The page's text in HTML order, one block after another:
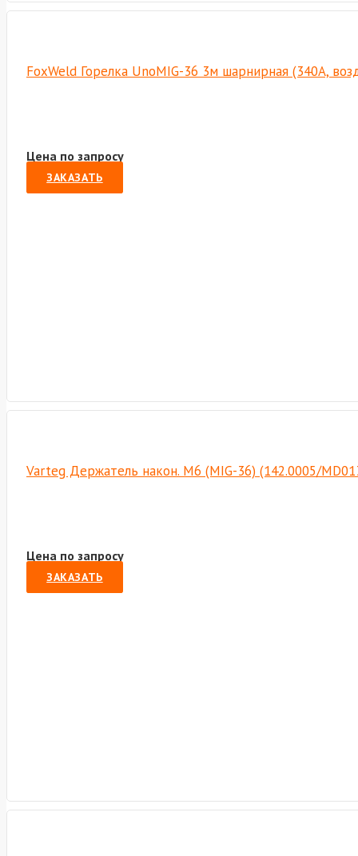
FoxWeld Горелка UnoMIG-36 3м шарнирная (340A,
Цена по запросу
ЗАКАЗАТЬ
Varteg Держатель након. M6 (MIG-36) (142.0005/
Цена по запросу
ЗАКАЗАТЬ